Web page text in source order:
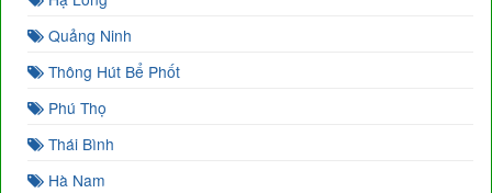
Quảng Ninh
Thông Hút Bể Phốt
Phú Thọ
Thái Bình
Hà Nam